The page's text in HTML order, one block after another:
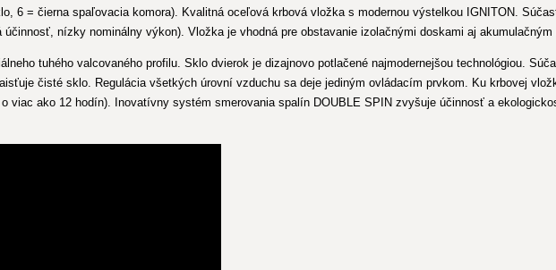
6 = čierna spaľovacia komora). Kvalitná oceľová krbová vložka s modernou výstelkou IGNITON.
nízky nominálny výkon). Vložka je vhodná pre obstavanie izolačnými doskami aj
tuhého valcovaného profilu. Sklo dvierok je dizajnovo potlačené najmodernejšou technológiou.
čisté sklo. Regulácia všetkých úrovní vzduchu sa deje jediným ovládacím prvkom. Ku krbovej
viac ako 12 hodín). Inovatívny systém smerovania spalín DOUBLE SPIN zvyšuje účinnosť a